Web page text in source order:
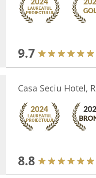
9.7
Casa Seciu Hotel,
8.8